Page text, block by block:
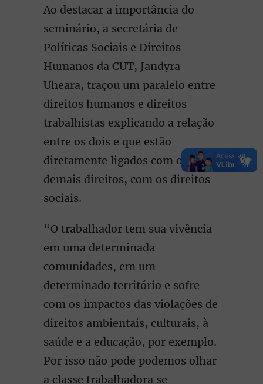
Ao destacar a importância do
seminário, a secretária de
Políticas Sociais e Direitos
Humanos da CUT, Jandyra
Uheara, traçou um paralelo entre
direitos humanos e direitos
trabalhistas explicando a relação
entre os dois e que estão
diretamente ligados com os
demais direitos, com os direitos
sociais.
“O trabalhador tem sua vivência
em uma determinada
comunidades, em um
determinado território e sofre
com os impactos das violações de
direitos ambientais, culturais, à
saúde e a educação, por exemplo.
Por isso não pode podemos olhar
a classe trabalhadora se